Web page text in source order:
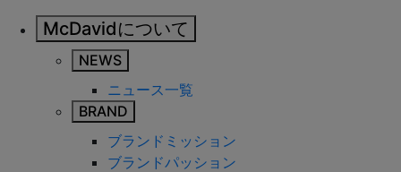
McDavidについて
NEWS
ニュース一覧
BRAND
ブランドミッション
ブランドパッション